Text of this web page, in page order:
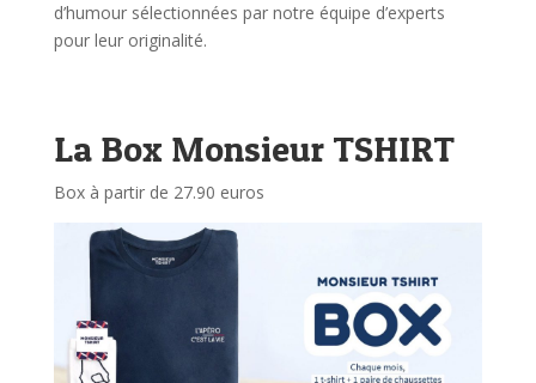
d’humour sélectionnées par notre équipe d’experts
pour leur originalité.
La Box Monsieur TSHIRT
Box à partir de 27.90 euros